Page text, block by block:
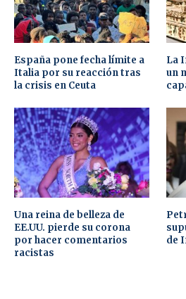
España pone fecha límite a
Italia por su reacción tras
la crisis en Ceuta
La
un
Una reina de belleza de
EE.UU. pierde su corona
por hacer comentarios
racistas
de